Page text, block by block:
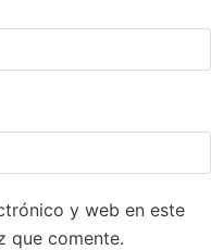
y web en este
que comente.